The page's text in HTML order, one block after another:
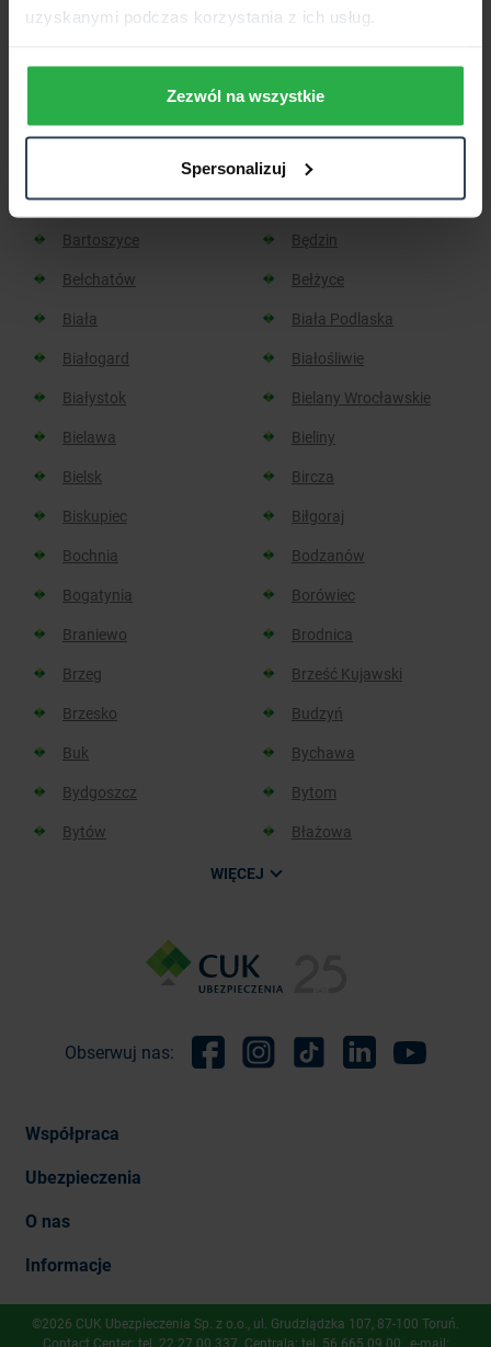
uzyskanymi podczas korzystania z ich usług.
Zezwól na wszystkie
Spersonalizuj
Sprawdź, w jakich miastach
znajdziesz placówkę CUK:
Aleksandrów Kujawski
Aleksandrów Łódzki
Baborów
Barlinek
Bartoszyce
Będzin
Bełchatów
Bełżyce
Biała
Biała Podlaska
Białogard
Białośliwie
Białystok
Bielany Wrocławskie
Bielawa
Bieliny
Bielsk
Bircza
Biskupiec
Biłgoraj
Bochnia
Bodzanów
Bogatynia
Borówiec
Braniewo
Brodnica
Brzeg
Brześć Kujawski
Brzesko
Budzyń
Buk
Bychawa
Bydgoszcz
Bytom
Bytów
Błażowa
WIĘCEJ
Obserwuj nas:
Współpraca
Ubezpieczenia
O nas
Informacje
©2026 CUK Ubezpieczenia Sp. z o.o., ​ul. Grudziądzka 107, 87-100 Toruń.
Contact Center: tel. 22 27 00 337 . Centrala: tel. 56 665 09 00 , e-mail: